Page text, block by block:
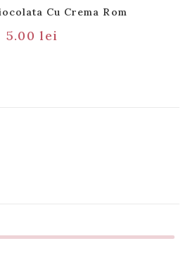
Cu Crema Rom
5.00lei